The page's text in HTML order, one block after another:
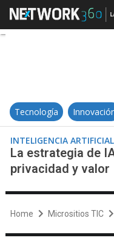
Tecnología
INTELIGENCIA ARTIFICIAL
La estrategia de
privacidad y valor
Home Micrositios TIC